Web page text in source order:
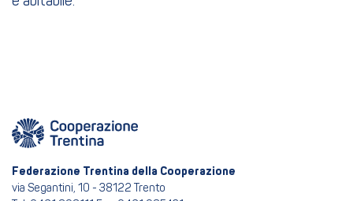
Federazione Trentina della Cooperazione
via Segantini, 10 - 38122 Trento